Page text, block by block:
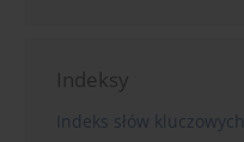
Indeksy
Indeks słów kluczowych